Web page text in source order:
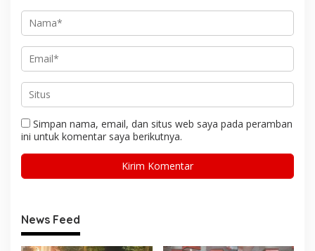
Simpan nama, email, dan situs web saya pada peramban
ini untuk komentar saya berikutnya.
News Feed